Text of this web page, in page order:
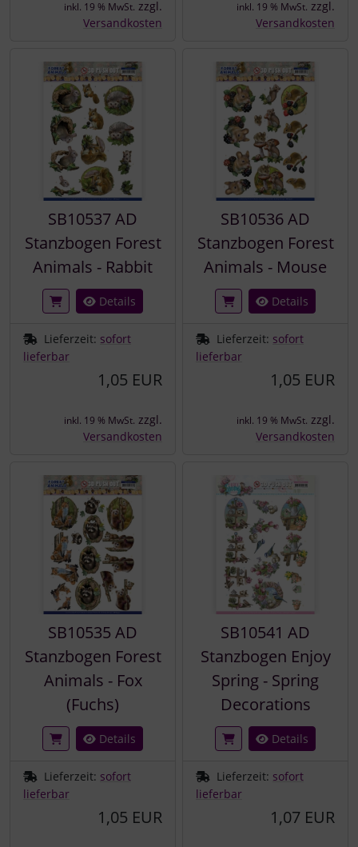
inkl. 19 % MwSt. zzgl.
Versandkosten
inkl. 19 % MwSt. zzgl.
Versandkosten
SB10537 AD
Stanzbogen Forest
Animals - Rabbit
Details
Lieferzeit: sofort
lieferbar
1,05 EUR
inkl. 19 % MwSt. zzgl.
Versandkosten
SB10536 AD
Stanzbogen Forest
Animals - Mouse
Details
Lieferzeit: sofort
lieferbar
1,05 EUR
inkl. 19 % MwSt. zzgl.
Versandkosten
SB10535 AD
Stanzbogen Forest
Animals - Fox
(Fuchs)
Details
Lieferzeit: sofort
lieferbar
1,05 EUR
SB10541 AD
Stanzbogen Enjoy
Spring - Spring
Decorations
Details
Lieferzeit: sofort
lieferbar
1,07 EUR